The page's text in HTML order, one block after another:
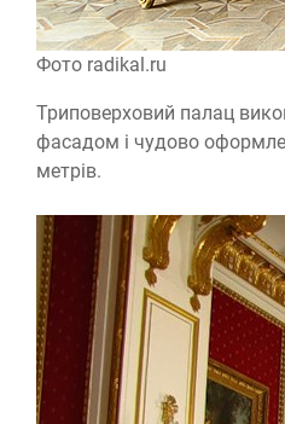
Фото radikal.ru
Триповерховий палац
фасадом і чудово
метрів.